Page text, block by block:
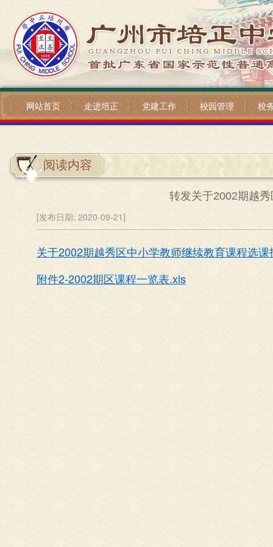
网站首页 走进培正 党建工作 校园管理 校
阅读内容
转发关于2002期越
[发布日期: 2020-09-21]
关于2002期越秀区中小学教师继续教育课程选
附件2-2002期区课程一览表.xls